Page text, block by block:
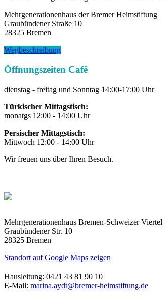
Mehrgenerationenhaus der Bremer Heimstiftung
Graubündener Straße 10
28325 Bremen
Wegbeschreibung
Öffnungszeiten Cafê
dienstag - freitag und Sonntag 14:00-17:00 Uhr
Türkischer Mittagstisch:
monatgs 12:00 - 14:00 Uhr
Persischer Mittagstisch:
Mittwoch 12:00 - 14:00 Uhr
Wir freuen uns über Ihren Besuch.
Mehrgenerationenhaus Bremen-Schweizer Viertel
Graubündener Str. 10
28325 Bremen
Standort auf Google Maps zeigen
Hausleitung: 0421 43 81 90 10
E-Mail: marina.aydt@bremer-heimstiftung.de